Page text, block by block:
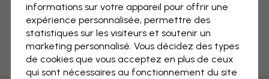
Paysage urbain américain -
Boston
IMPRESSION SUR TOILE Enregistrer
informations sur votre appareil pour offrir une
expérience personnalisée, permettre des
statistiques sur les visiteurs et soutenir un
marketing personnalisé. Vous décidez des types
de cookies que vous acceptez en plus de ceux
qui sont nécessaires au fonctionnement du site